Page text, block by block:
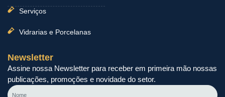
Serviços
Vidrarias e Porcelanas
Newsletter
Assine nossa Newsletter para receber em primeira mão nossas
publicações, promoções e novidade do setor.
Nome